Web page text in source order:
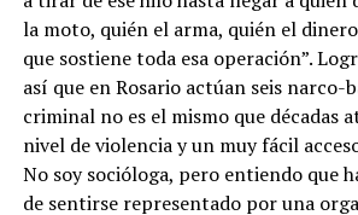
la moto, quién el arma, quién el
que sostiene toda esa operación”.
así que en Rosario actúan seis narco-
criminal no es el mismo que décadas
nivel de violencia y un muy fácil
No soy socióloga, pero entiendo que
de sentirse representado por una